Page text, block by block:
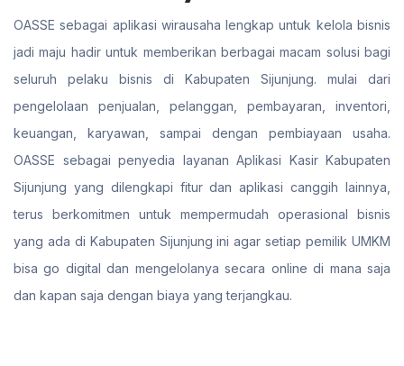
OASSE sebagai aplikasi wirausaha lengkap untuk kelola bisnis
jadi maju hadir untuk memberikan berbagai macam solusi bagi
seluruh pelaku bisnis di Kabupaten Sijunjung. mulai dari
pengelolaan penjualan, pelanggan, pembayaran, inventori,
keuangan, karyawan, sampai dengan pembiayaan usaha.
OASSE sebagai penyedia layanan Aplikasi Kasir Kabupaten
Sijunjung yang dilengkapi fitur dan aplikasi canggih lainnya,
terus berkomitmen untuk mempermudah operasional bisnis
yang ada di Kabupaten Sijunjung ini agar setiap pemilik UMKM
bisa go digital dan mengelolanya secara online di mana saja
dan kapan saja dengan biaya yang terjangkau.